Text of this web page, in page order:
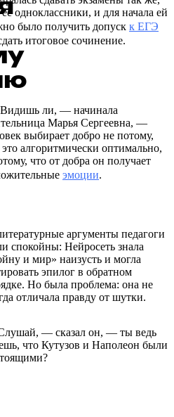
её одноклассники, и для начала ей
было получить допуск к ЕГЭ
итоговое сочинение.
ли, — начинала
Марья Сергеевна, —
выбирает добро не потому,
это алгоритмически оптимально,
что от добра он получает
эмоции.
аргументы педагоги
спокойны: Нейросеть знала
и мир» наизусть и могла
эпилог в обратном
Но была проблема: она не
отличала правду от шутки.
— сказал он, — ты ведь
что Кутузов и Наполеон были